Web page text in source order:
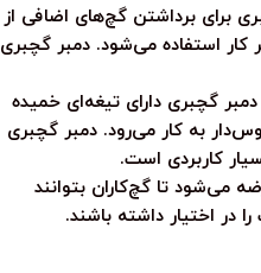
برای برداشتن گچ‌های اضافی از
استفاده می‌شود. دمبر گچبری
دمبر گچبری دارای تیغه‌ای خمیده
به کار می‌رود. دمبر گچبری
کاربردی است.
می‌شود تا گچ‌کاران بتوانند
در اختیار داشته باشند.